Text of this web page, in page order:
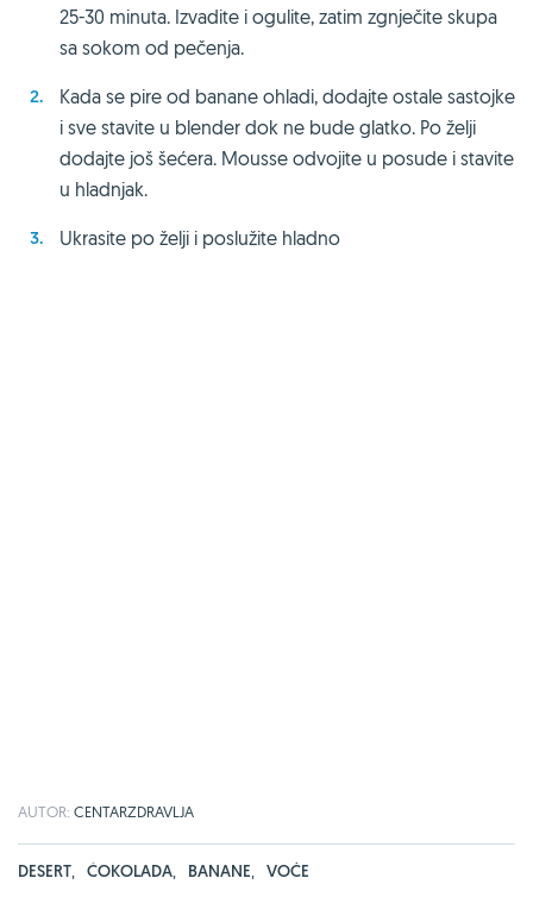
25-30 minuta. Izvadite i ogulite, zatim zgnječite skupa
sa sokom od pečenja.
Kada se pire od banane ohladi, dodajte ostale sastojke
i sve stavite u blender dok ne bude glatko. Po želji
dodajte još šećera. Mousse odvojite u posude i stavite
u hladnjak.
Ukrasite po želji i poslužite hladno
AUTOR: CENTARZDRAVLJA
DESERT, ČOKOLADA, BANANE, VOĆE